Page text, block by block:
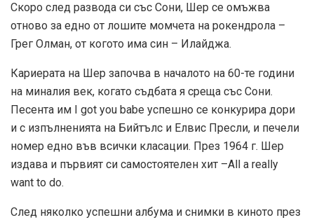
Скоро след развода си със Сони, Шер се омъжва
отново за едно от лошите момчета на рокендрола –
Грег Олман, от когото има син – Илайджа.
Кариерата на Шер започва в началото на 60-те години
на миналия век, когато съдбата я среща със Сони.
Песента им I got you babe успешно се конкурира дори
и с изпълненията на Бийтълс и Елвис Пресли, и печели
номер едно във всички класации. През 1964 г. Шер
издава и първият си самостоятелен хит –All a really
want to do.
След няколко успешни албума и снимки в киното през